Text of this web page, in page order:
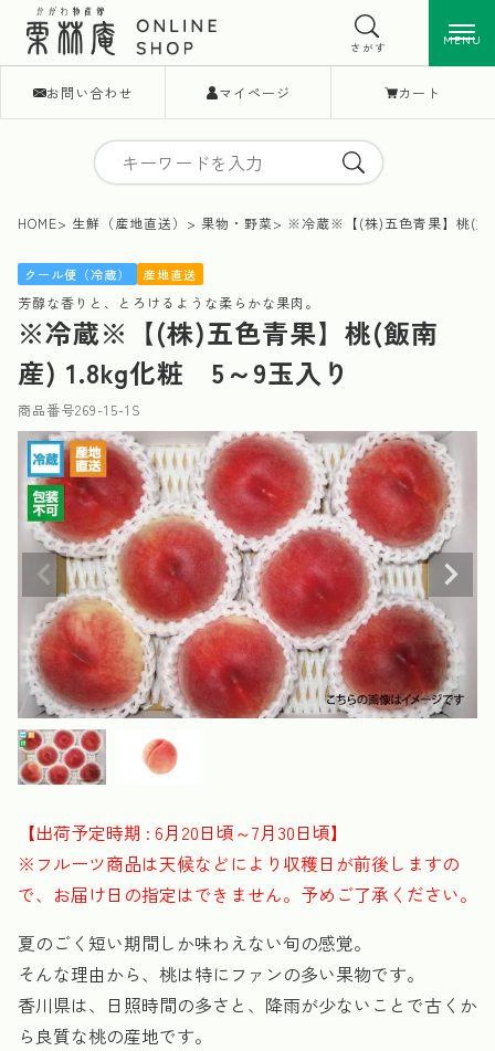
お問い合わせ マイページ カート
MENU
さがす MENU
HOME 生鮮（産地直送） 果物・野菜 ※冷蔵※【(株)五色青果】桃(
クール便（冷蔵） 産地直送
芳醇な香りと、とろけるような柔らかな果肉。
※冷蔵※【(株)五色青果】桃(飯南
産) 1.8kg化粧 5～9玉入り
商品番号269-15-1S
【出荷予定時期 : 6月20日頃～7月30日頃】
※フルーツ商品は天候などにより収穫日が前後しますの
で、お届け日の指定はできません。予めご了承ください。
夏のごく短い期間しか味わえない旬の感覚。
そんな理由から、桃は特にファンの多い果物です。
香川県は、日照時間の多さと、降雨が少ないことで古くか
ら良質な桃の産地です。